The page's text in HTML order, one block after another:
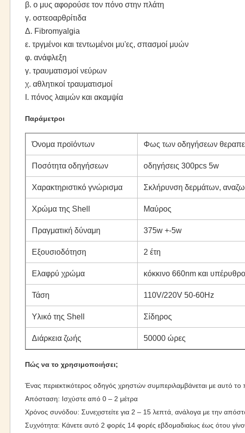
β. ο μυς αφορούσε τον πόνο στην πλάτη
γ. οστεοαρθρίτιδα
Δ. Fibromyalgia
ε. τργμένοι και τεντωμένοι μυ'ες, σπασμοί μυών
φ. ανάφλεξη
γ. τραυματισμοί νεύρων
χ. αθλητικοί τραυματισμοί
Ι. πόνος λαιμών και ακαμψία
Παράμετροι
Όνομα προϊόντων Φως των οδηγήσεων
Ποσότητα οδηγήσεων οδηγήσεις 300pcs 5w
Χαρακτηριστικό γνώρισμα Σκλήρυνση δερμάτων,
Χρώμα της Shell Μαύρος
Πραγματική δύναμη 375w +-5w
Εξουσιοδότηση 2 έτη
Ελαφρύ χρώμα κόκκινο 660nm και
Τάση 110V/220V 50-60Hz
Υλικό της Shell Σίδηρος
Διάρκεια ζωής 50000 ώρες
Πώς να το χρησιμοποιήσει;
Ένας περιεκτικότερος οδηγός χρηστών συμπεριλαμβάνεται με αυτό
Απόσταση: Ισχύστε από 0 – 2 μέτρα
Χρόνος συνόδου: Συνεχιστείτε για 2 – 15 λεπτά, ανάλογα με την
Συχνότητα: Κάνετε αυτό 2 φορές 14 φορές εβδομαδιαίως έως ότου